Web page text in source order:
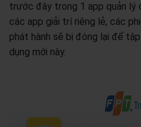
trước đây trong 1 app quản lý
các app giải trí riêng lẻ, các
phát hành sẽ bị đóng lại để
dụng mới này.